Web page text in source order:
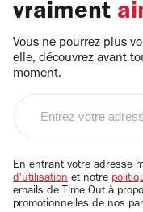
vraiment
Vous ne pourrez plus
elle, découvrez avant
moment.
email
En entrant votre adresse
d'utilisation et notre
emails de Time Out à
promotionnelles de nos